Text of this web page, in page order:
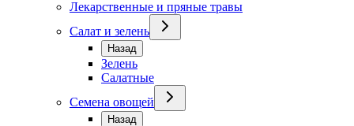
Лекарственные и пряные травы
Салат и зелень
Назад
Зелень
Салатные
Семена овощей
Назад